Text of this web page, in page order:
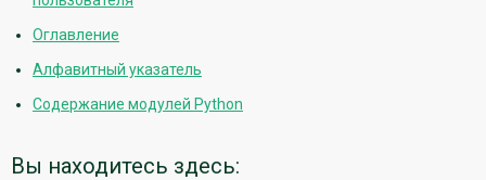
Оглавление
Алфавитный указатель
Содержание модулей Python
Вы находитесь здесь: